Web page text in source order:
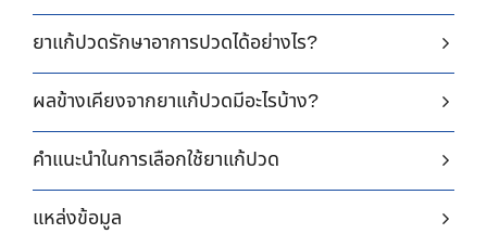
ยาแก้ปวดรักษาอาการปวดได้อย่างไร?
ผลข้างเคียงจากยาแก้ปวดมีอะไรบ้าง?
คำแนะนำในการเลือกใช้ยาแก้ปวด
แหล่งข้อมูล